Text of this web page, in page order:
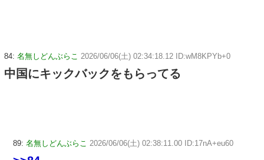
84: 名無しどんぶらこ 2026/06/06(土) 02:34:18.12 ID:wM8KPYb+0
中国にキックバックをもらってる
89: 名無しどんぶらこ 2026/06/06(土) 02:38:11.00 ID:17nA+eu60